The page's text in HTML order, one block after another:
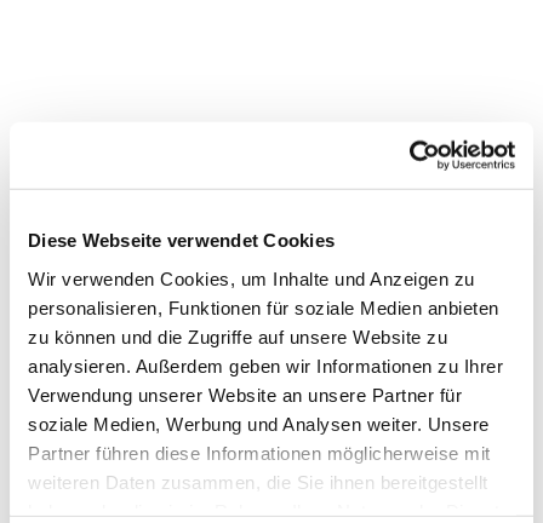
Diese Webseite verwendet Cookies
Wir verwenden Cookies, um Inhalte und Anzeigen zu
personalisieren, Funktionen für soziale Medien anbieten
zu können und die Zugriffe auf unsere Website zu
analysieren. Außerdem geben wir Informationen zu Ihrer
Verwendung unserer Website an unsere Partner für
soziale Medien, Werbung und Analysen weiter. Unsere
Partner führen diese Informationen möglicherweise mit
weiteren Daten zusammen, die Sie ihnen bereitgestellt